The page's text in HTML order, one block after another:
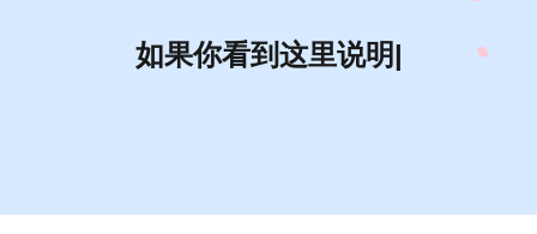
剧产
如果你看|